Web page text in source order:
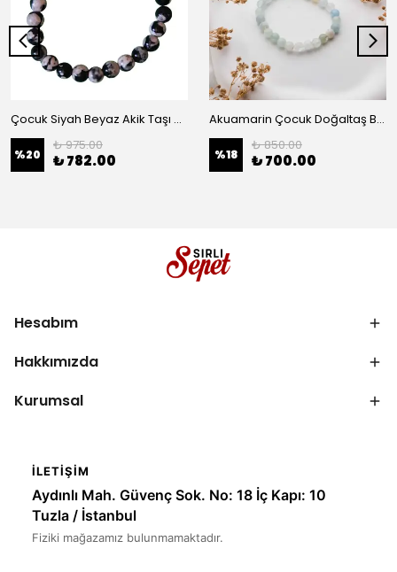
Çocuk Siyah Beyaz Akik Taşı Bileklik
%20
₺ 975.00
₺ 782.00
Akuamarin Çocuk Doğaltaş Bilekliği - 6 mm İletişim ve Huzur Taşı
%18
₺ 850.00
₺ 700.00
Hesabım
Hakkımızda
Kurumsal
İLETIŞIM
Aydınlı Mah. Güvenç Sok. No: 18 İç Kapı: 10
Tuzla / İstanbul
Fiziki mağazamız bulunmamaktadır.